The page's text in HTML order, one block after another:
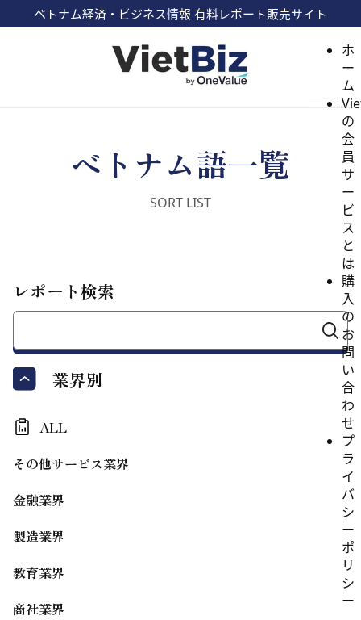
ベトナム経済・ビジネス情報 有料レポート販売サイト
ホ
ー
ム
の
会
員
サ
ー
ビ
ス
と
は
購
入
の
お
問
い
合
わ
せ
プ
ラ
イ
バ
シ
ー
ポ
リ
シ
ー
ベトナム語一覧
レポート検索
業界別
ALL
その他サービス業界
金融業界
製造業界
教育業界
商社業界